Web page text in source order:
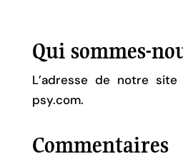
Qui sommes-
L’adresse de notre
psy.com.
Commentaires